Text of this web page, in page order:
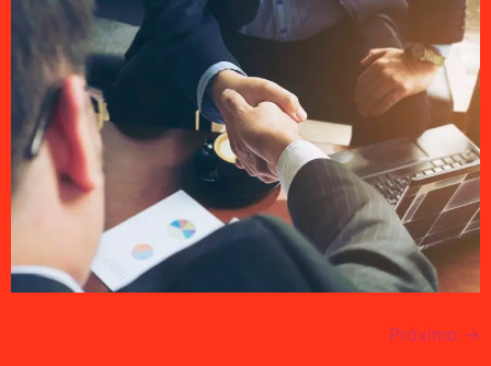
Próximo →